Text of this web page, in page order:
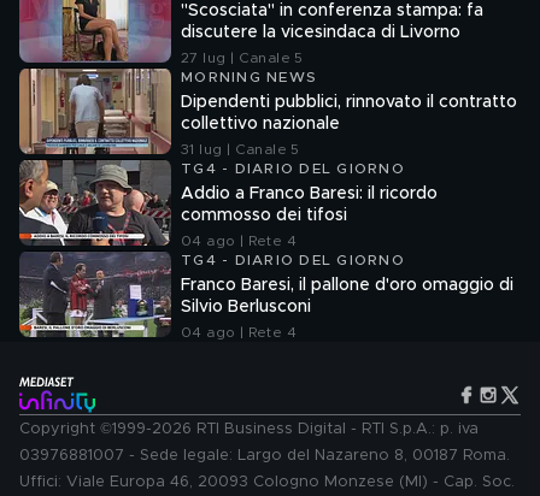
"Scosciata" in conferenza stampa: fa
discutere la vicesindaca di Livorno
27 lug | Canale 5
MORNING NEWS
Dipendenti pubblici, rinnovato il contratto
collettivo nazionale
31 lug | Canale 5
TG4 - DIARIO DEL GIORNO
Addio a Franco Baresi: il ricordo
commosso dei tifosi
04 ago | Rete 4
TG4 - DIARIO DEL GIORNO
Franco Baresi, il pallone d'oro omaggio di
Silvio Berlusconi
04 ago | Rete 4
Copyright ©1999-2026 RTI Business Digital - RTI S.p.A.: p. iva
03976881007 - Sede legale: Largo del Nazareno 8, 00187 Roma.
Uffici: Viale Europa 46, 20093 Cologno Monzese (MI) - Cap. Soc.